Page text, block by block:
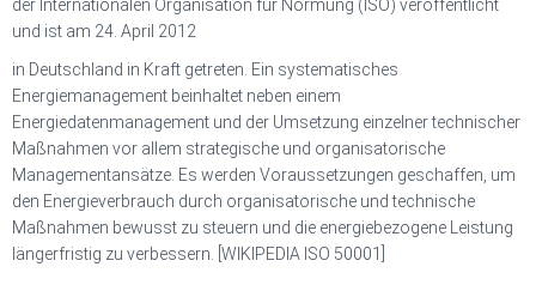
der Internationalen Organisation für Normung (ISO) veröffentlicht
und ist am 24. April 2012
in Deutschland in Kraft getreten. Ein systematisches
Energiemanagement beinhaltet neben einem
Energiedatenmanagement und der Umsetzung einzelner technischer
Maßnahmen vor allem strategische und organisatorische
Managementansätze. Es werden Voraussetzungen geschaffen, um
den Energieverbrauch durch organisatorische und technische
Maßnahmen bewusst zu steuern und die energiebezogene Leistung
längerfristig zu verbessern. [WIKIPEDIA ISO 50001]